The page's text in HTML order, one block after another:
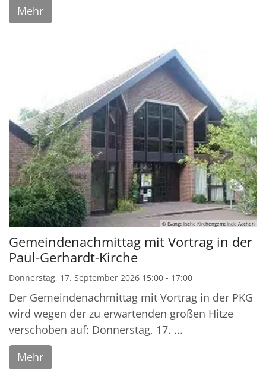
Mehr
© Evangelische Kirchengemeinde Aachen
Gemeindenachmittag mit Vortrag in der
Paul-Gerhardt-Kirche
Donnerstag, 17. September 2026 15:00 - 17:00
Der Gemeindenachmittag mit Vortrag in der PKG
wird wegen der zu erwartenden großen Hitze
verschoben auf: Donnerstag, 17. ...
Mehr